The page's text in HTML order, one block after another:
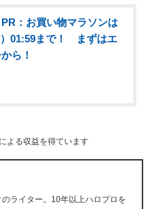
PR：お買い物マラソンは
01:59まで！ まずはエ
ら！
よる収益を得ています
ライター。10年以上ハロプロを